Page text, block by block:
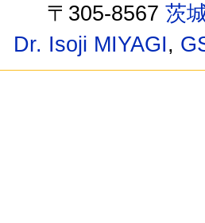
〒305-8567茨
Dr. Isoji MIYAGI,